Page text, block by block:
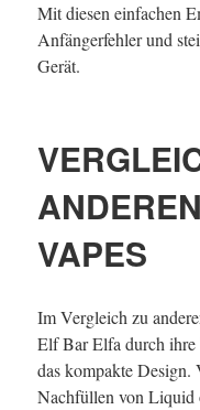
Mit diesen einfachen
Anfängerfehler und
Gerät.
VAPES
Im Vergleich zu
Elf Bar Elfa durch ihre
das kompakte Design.
Nachfüllen von Liquid